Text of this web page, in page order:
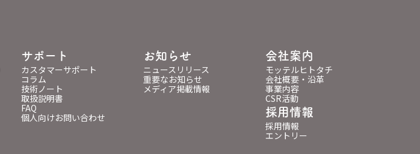
サポート
カスタマーサポート
コラム
技術ノート
取扱説明書
FAQ
個人向けお問い合わせ
お知らせ
ニュースリリース
重要なお知らせ
メディア掲載情報
会社案内
モッテルヒトタチ
会社概要・沿革
事業内容
CSR活動
採用情報
採用情報
エントリー